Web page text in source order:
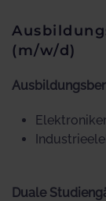
(m/w/d)
Duale